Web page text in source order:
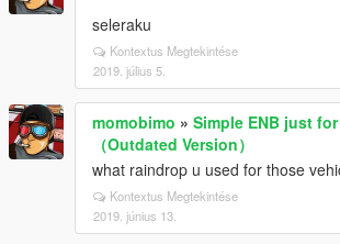
seleraku
Kontextus Megtekintése
2019. július 5.
momobimo » Simple ENB just
（Outdated Version）
what raindrop u used for those
Kontextus Megtekintése
2019. június 13.